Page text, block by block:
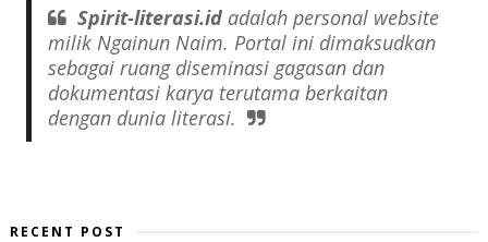
Spirit-literasi.idadalah personal website
milik Ngainun Naim. Portal ini dimaksudkan
sebagai ruang diseminasi gagasan dan
dokumentasi karya terutama berkaitan
dengan dunia literasi.
RECENT POST